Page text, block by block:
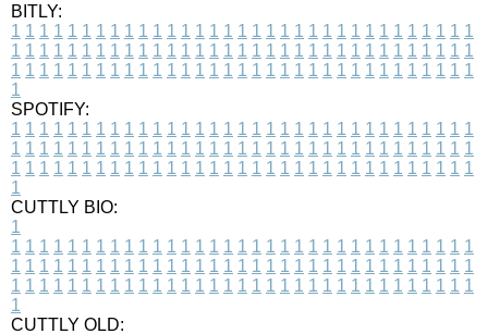
BITLY:
1 1 1 1 1 1 1 1 1 1 1 1 1 1 1 1 1 1 1 1 1 1 1 1 1 1 1 1 1 1 1 1 1
1 1 1 1 1 1 1 1 1 1 1 1 1 1 1 1 1 1 1 1 1 1 1 1 1 1 1 1 1 1 1 1 1
1 1 1 1 1 1 1 1 1 1 1 1 1 1 1 1 1 1 1 1 1 1 1 1 1 1 1 1 1 1 1 1 1
1
SPOTIFY:
1 1 1 1 1 1 1 1 1 1 1 1 1 1 1 1 1 1 1 1 1 1 1 1 1 1 1 1 1 1 1 1 1
1 1 1 1 1 1 1 1 1 1 1 1 1 1 1 1 1 1 1 1 1 1 1 1 1 1 1 1 1 1 1 1 1
1 1 1 1 1 1 1 1 1 1 1 1 1 1 1 1 1 1 1 1 1 1 1 1 1 1 1 1 1 1 1 1 1
1
CUTTLY BIO:
1
1 1 1 1 1 1 1 1 1 1 1 1 1 1 1 1 1 1 1 1 1 1 1 1 1 1 1 1 1 1 1 1 1
1 1 1 1 1 1 1 1 1 1 1 1 1 1 1 1 1 1 1 1 1 1 1 1 1 1 1 1 1 1 1 1 1
1 1 1 1 1 1 1 1 1 1 1 1 1 1 1 1 1 1 1 1 1 1 1 1 1 1 1 1 1 1 1 1 1
1
CUTTLY OLD: